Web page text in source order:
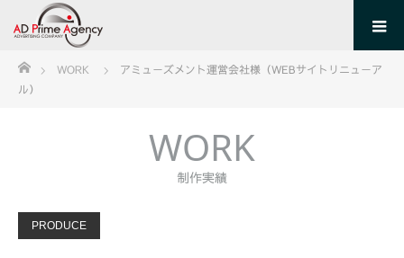
ホームWORK
アミューズメント運営会社様（WEBサイトリニューア
ル）
WORK
制作実績
PRODUCE